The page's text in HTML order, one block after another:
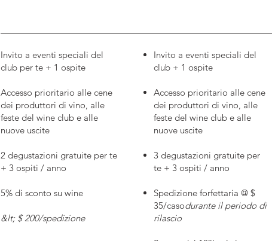
Invito a eventi speciali del
club per te + 1 ospite
Accesso prioritario alle cene
dei produttori di vino, alle
feste del wine club e alle
nuove uscite
2 degustazioni gratuite per te
+ 3 ospiti / anno
5% di sconto su wine
&lt; $ 200/spedizione
Invito a eventi speciali del
club + 1 ospite
Accesso prioritario alle cene
dei produttori di vino, alle
feste del wine club e alle
nuove uscite
3 degustazioni gratuite per
te + 3 ospiti / anno
Spedizione forfettaria @ $
35/casodurante il periodo di
rilascio